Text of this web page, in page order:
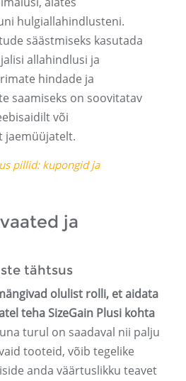
hulgiallahindlusteni.
säästmiseks kasutada
allahindlusi ja
hindade ja
saamiseks on soovitatav
või
jaemüüjatelt.
pillid: kupongid ja
ja
tähtsus
olulist rolli, et aidata
teha SizeGain Plusi kohta
turul on saadaval nii palju
tooteid, võib tegelike
anda väärtuslikku teavet